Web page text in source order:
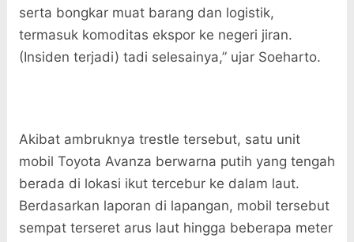
serta bongkar muat barang dan logistik,
termasuk komoditas ekspor ke negeri jiran.
(Insiden terjadi) tadi selesainya,” ujar Soeharto.
Akibat ambruknya trestle tersebut, satu unit
mobil Toyota Avanza berwarna putih yang tengah
berada di lokasi ikut tercebur ke dalam laut.
Berdasarkan laporan di lapangan, mobil tersebut
sempat terseret arus laut hingga beberapa meter